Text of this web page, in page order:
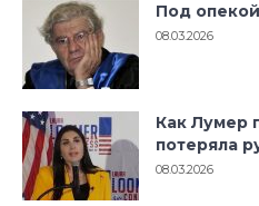
Под
08.03.2026
Как Лумер
потеряла
08.03.2026